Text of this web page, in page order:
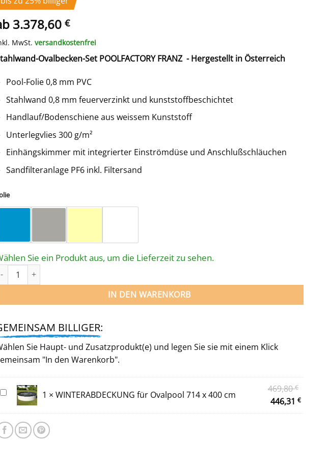
3.378,60 €
MwSt. versandkostenfrei
Ovalbecken-Set POOLFACTORY FRANZ - Hergestellt in Österreich
Pool-Folie 0,8 mm PVC
Stahlwand 0,8 mm feuerverzinkt und kunststoffbeschichtet
Handlauf/Bodenschiene aus weissem Kunststoff
Unterlegvlies 300 g/m²
Einhängskimmer mit integrierter Einströmdüse und Anschlußschläuchen
Sandfilteranlage PF6 inkl. Filtersand
Sie ein Produkt aus, um die Lieferzeit zu sehen.
STAHLWANDPOOL-SET FRANZ mit EINHÄNGSKIMMER - OVAL 714 x 400 x 135 cm Menge
IN DEN WARENKORB
BILLIGER:
Sie Haupt- und Zusatzprodukt(e) und legen Sie sie mit einem Klick
"In den Warenkorb".
WINTERABDECKUNG
x 400 cm
1 × WINTERABDECKUNG für Ovalpool 714 x 400 cm
469,80€
Preis
war:
446,31 €
Preis